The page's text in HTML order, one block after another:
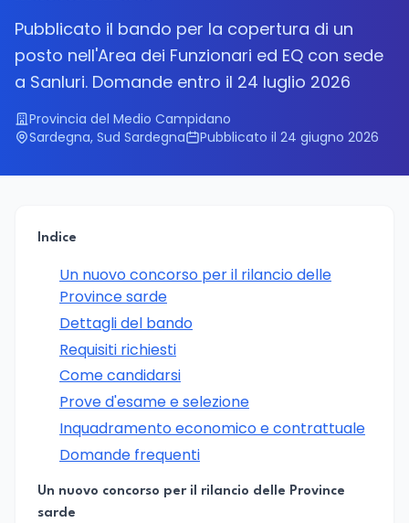
Pubblicato il bando per la copertura di un
posto nell'Area dei Funzionari ed EQ con sede
a Sanluri. Domande entro il 24 luglio 2026
Provincia del Medio Campidano
Sardegna, Sud Sardegna
Pubblicato il 24 giugno 2026
Indice
Un nuovo concorso per il rilancio delle
Province sarde
Dettagli del bando
Requisiti richiesti
Come candidarsi
Prove d'esame e selezione
Inquadramento economico e contrattuale
Domande frequenti
Un nuovo concorso per il rilancio delle Province
sarde